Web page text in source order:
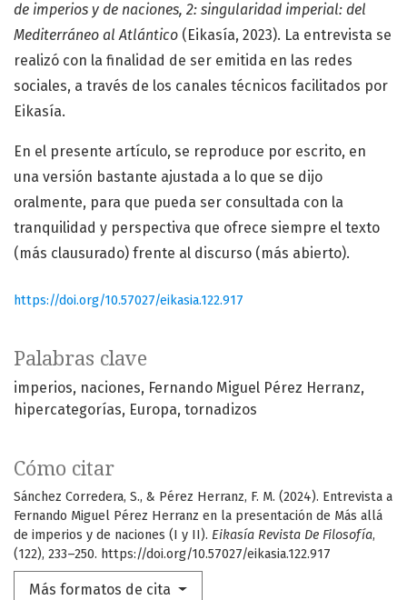
Palabras clave
imperios naciones
Fernando Miguel Pérez Herranz
hipercategorías
Europa tornadizos
Cómo citar
Sánchez Corredera, S., & Pérez Herranz, F. M. (2024). Entrevista a
Fernando Miguel Pérez Herranz en la presentación de Más allá
de imperios y de naciones (I y II). Eikasía Revista De Filosofía,
(122), 233–250. https://doi.org/10.57027/eikasia.122.917
Más formatos de cita
de imperios y de naciones, 2: singularidad imperial: del
Mediterráneo al Atlántico (Eikasía, 2023). La entrevista se
realizó con la finalidad de ser emitida en las redes
sociales, a través de los canales técnicos facilitados por
Eikasía.
En el presente artículo, se reproduce por escrito, en
una versión bastante ajustada a lo que se dijo
oralmente, para que pueda ser consultada con la
tranquilidad y perspectiva que ofrece siempre el texto
(más clausurado) frente al discurso (más abierto).
https://doi.org/10.57027/eikasia.122.917